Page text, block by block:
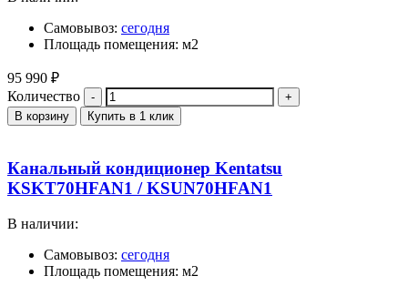
Самовывоз: сегодня
Площадь помещения: м2
95 990 ₽
Количество
В корзину Купить в 1 клик
Канальный кондиционер Kentatsu
KSKT70HFAN1 / KSUN70HFAN1
В наличии:
Самовывоз: сегодня
Площадь помещения: м2